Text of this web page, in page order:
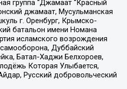
группа “Джамаат “Красный
джамаат, Мусульманская
г. Оренбург, Крымско-
батальон имени Номана
исламского возрождения
Дуббайский
Батал-Хаджи Белхороев,
Которая Улыбается,
Русский добровольческий